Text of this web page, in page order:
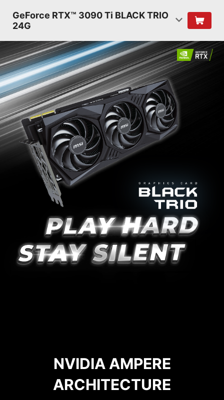
GeForce RTX™ 3090 Ti BLACK TRIO
24G
NVIDIA AMPERE
ARCHITECTURE